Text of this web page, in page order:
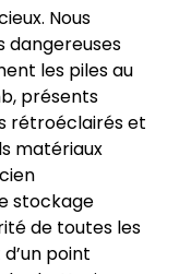
Nous
dangereuses
les piles au
présents
rétroéclairés et
matériaux
stockage
de toutes les
point